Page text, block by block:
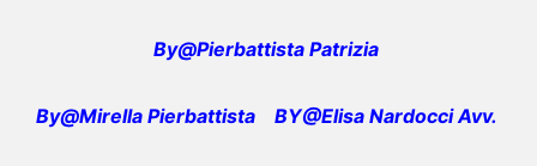
By@Pierbattista Patrizia
By@Mirella Pierbattista BY@Elisa Nardocci Avv.